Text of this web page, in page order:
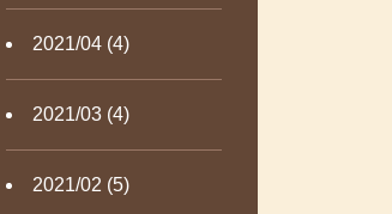
2021/04 (4)
2021/03 (4)
2021/02 (5)